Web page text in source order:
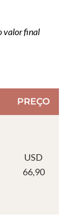
valor final
PREÇO
USD
66,90